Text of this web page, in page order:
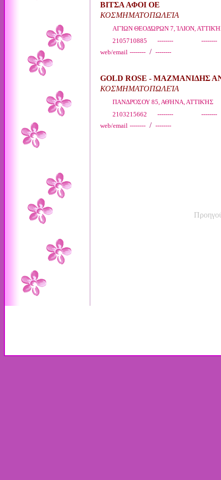
ΒΙΤΣΑ ΑΦΟΙ ΟΕ
ΚΟΣΜΗΜΑΤΟΠΩΛΕΊΑ
ΑΓΊΩΝ ΘΕΟΔΏΡΩΝ 7, ΊΛΙΟΝ,
2105710885 -------- --------
web/email -------- / --------
GOLD ROSE - ΜΑΖΜΑΝΙΔΗΣ
ΚΟΣΜΗΜΑΤΟΠΩΛΕΊΑ
ΠΑΝΔΡΌΣΟΥ 85, ΑΘΉΝΑ, ΑΤΤΙΚΉΣ
2103215662 -------- --------
web/email -------- / --------